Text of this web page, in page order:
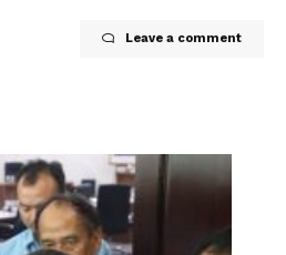
Leave a comment